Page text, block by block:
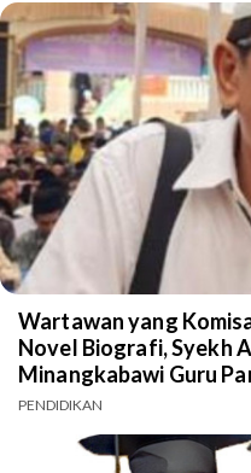
Wartawan yang
Novel Biografi, Syekh
Minangkabawi Guru
PENDIDIKAN